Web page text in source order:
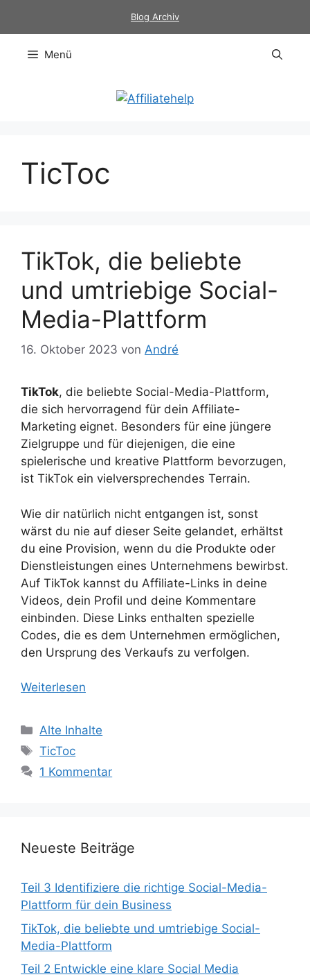
Blog Archiv
Menü
TicToc
TikTok, die beliebte
und umtriebige Social-
Media-Plattform
16. Oktober 2023 von André
TikTok, die beliebte Social-Media-Plattform,
die sich hervorragend für dein Affiliate-
Marketing eignet. Besonders für eine jüngere
Zielgruppe und für diejenigen, die eine
spielerische und kreative Plattform bevorzugen,
ist TikTok ein vielversprechendes Terrain.
Wie dir natürlich nicht entgangen ist, sonst
wärst du nie auf dieser Seite gelandet, erhältst
du eine Provision, wenn du die Produkte oder
Dienstleistungen eines Unternehmens bewirbst.
Auf TikTok kannst du Affiliate-Links in deine
Videos, dein Profil und deine Kommentare
einbinden. Diese Links enthalten spezielle
Codes, die es dem Unternehmen ermöglichen,
den Ursprung des Verkaufs zu verfolgen.
Weiterlesen
Kategorien
Alte Inhalte
Schlagwörter
TicToc
1 Kommentar
Neueste Beiträge
Teil 3 Identifiziere die richtige Social-Media-
Plattform für dein Business
TikTok, die beliebte und umtriebige Social-
Media-Plattform
Teil 2 Entwickle eine klare Social Media